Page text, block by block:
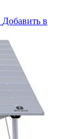
Добавить в